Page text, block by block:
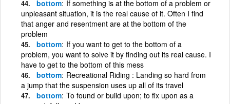
bottom If something is at the bottom of a problem or
unpleasant situation, it is the real cause of it. Often I find
that anger and resentment are at the bottom of the
problem
bottom If you want to get to the bottom of a
problem, you want to solve it by finding out its real cause. I
have to get to the bottom of this mess
bottom Recreational Riding : Landing so hard from
a jump that the suspension uses up all of its travel
bottom To found or build upon; to fix upon as a